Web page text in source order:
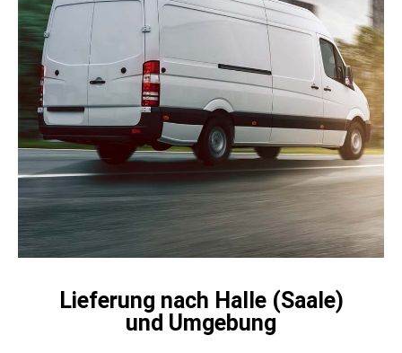
Lieferung nach Halle (Saale)
und Umgebung